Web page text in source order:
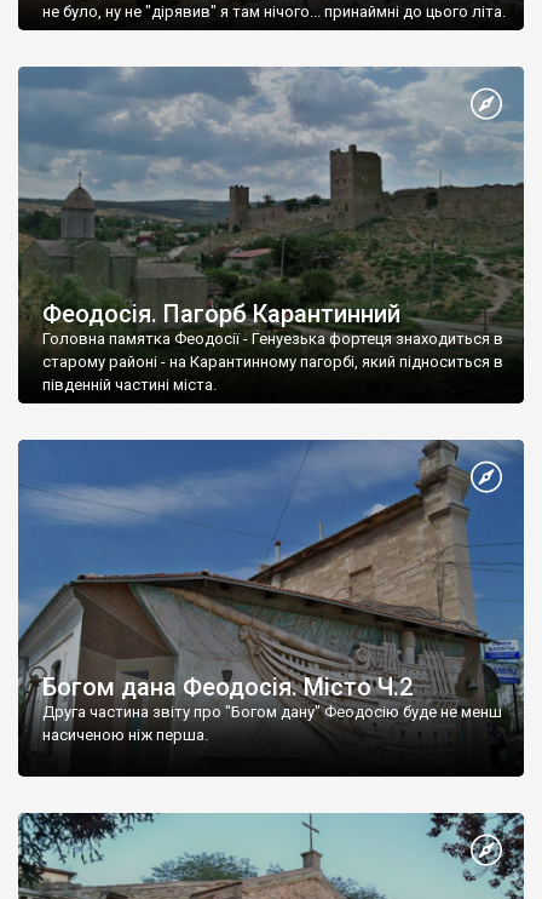
не було, ну не "дірявив" я там нічого... принаймні до цього літа.
Феодосія. Пагорб Карантинний
Головна памятка Феодосії - Генуезька фортеця знаходиться в
старому районі - на Карантинному пагорбі, який підноситься в
південній частині міста.
Богом дана Феодосія. Місто Ч.2
Друга частина звіту про "Богом дану" Феодосію буде не менш
насиченою ніж перша.